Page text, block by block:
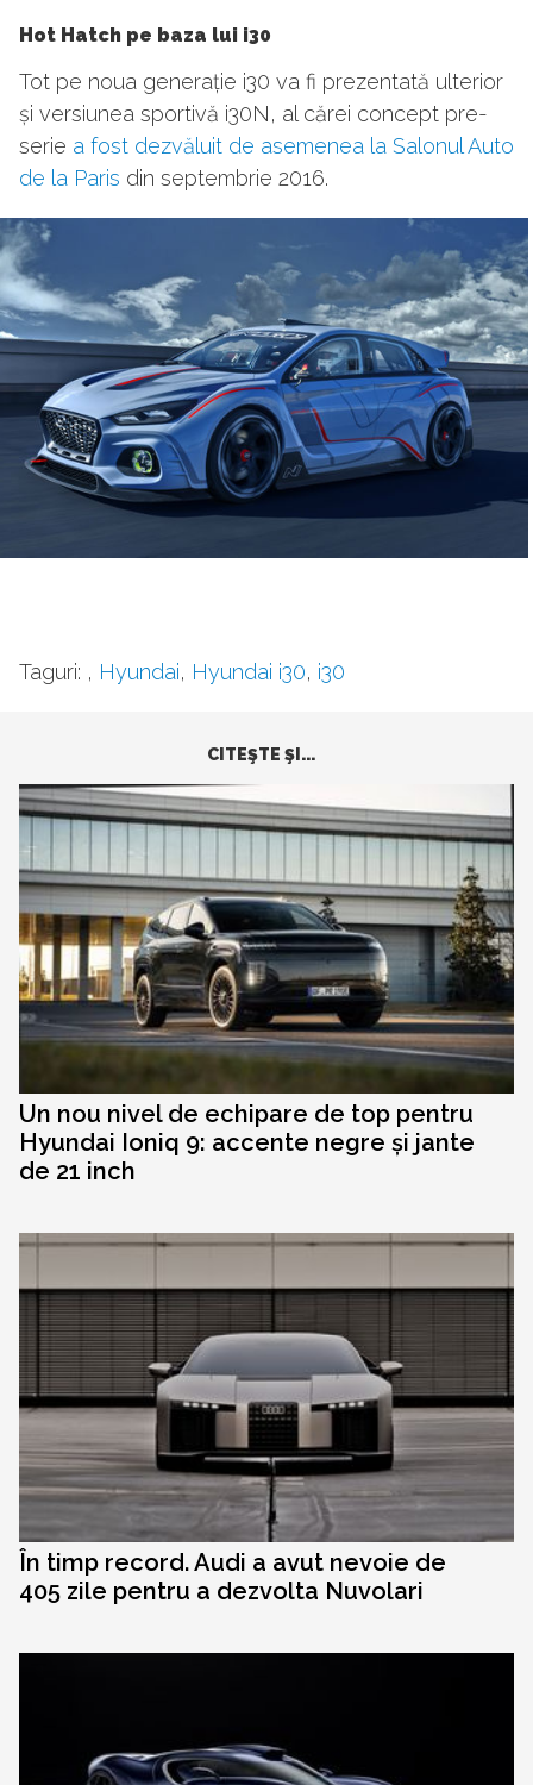
Hot Hatch pe baza lui i30
Tot pe noua generație i30 va fi prezentată ulterior
și versiunea sportivă i30N, al cărei concept pre-
serie a fost dezvăluit de asemenea la Salonul Auto
de la Paris din septembrie 2016.
Taguri: , Hyundai, Hyundai i30, i30
CITEŞTE ŞI...
Un nou nivel de echipare de top pentru
Hyundai Ioniq 9: accente negre și jante
de 21 inch
În timp record. Audi a avut nevoie de
405 zile pentru a dezvolta Nuvolari